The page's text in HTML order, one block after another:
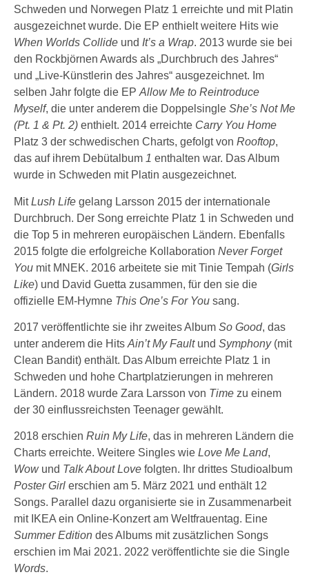
Schweden und Norwegen Platz 1 erreichte und mit Platin
ausgezeichnet wurde. Die EP enthielt weitere Hits wie
When Worlds Collide und It’s a Wrap. 2013 wurde sie bei
den Rockbjörnen Awards als „Durchbruch des Jahres“
und „Live-Künstlerin des Jahres“ ausgezeichnet. Im
selben Jahr folgte die EP Allow Me to Reintroduce
Myself, die unter anderem die Doppelsingle She’s Not Me
(Pt. 1 & Pt. 2) enthielt. 2014 erreichte Carry You Home
Platz 3 der schwedischen Charts, gefolgt von Rooftop,
das auf ihrem Debütalbum 1 enthalten war. Das Album
wurde in Schweden mit Platin ausgezeichnet.
MitLush Life gelang Larsson 2015 der internationale
Durchbruch. Der Song erreichte Platz 1 in Schweden und
die Top 5 in mehreren europäischen Ländern. Ebenfalls
2015 folgte die erfolgreiche Kollaboration Never Forget
You mit MNEK. 2016 arbeitete sie mit Tinie Tempah (Girls
Like) und David Guetta zusammen, für den sie die
offizielle EM-Hymne This One’s For You sang.
2017 veröffentlichte sie ihr zweites Album So Good, das
unter anderem die Hits Ain’t My Faultund Symphony(mit
Clean Bandit) enthält. Das Album erreichte Platz 1 in
Schweden und hohe Chartplatzierungen in mehreren
Ländern. 2018 wurde Zara Larsson von Time zu einem
der 30 einflussreichsten Teenager gewählt.
2018 erschien Ruin My Life, das in mehreren Ländern die
Charts erreichte. Weitere Singles wie Love Me Land,
Wowund Talk About Love folgten. Ihr drittes Studioalbum
Poster Girl erschien am 5. März 2021 und enthält 12
Songs. Parallel dazu organisierte sie in Zusammenarbeit
mit IKEA ein Online-Konzert am Weltfrauentag. Eine
Summer Edition des Albums mit zusätzlichen Songs
erschien im Mai 2021. 2022 veröffentlichte sie die Single
Words.